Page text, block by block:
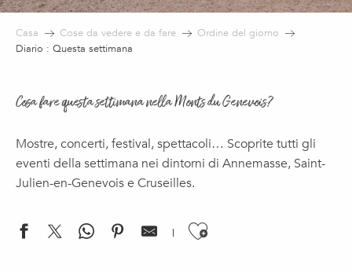
Casa Cose da vedere e da fare
Ordine del giorno
Diario : Questa settimana
Cosa fare questa settimana nella Monts du Genevois?
Mostre, concerti, festival, spettacoli… Scoprite tutti gli
eventi della settimana nei dintorni di Annemasse, Saint-
Julien-en-Genevois e Cruseilles.
Ajouter aux